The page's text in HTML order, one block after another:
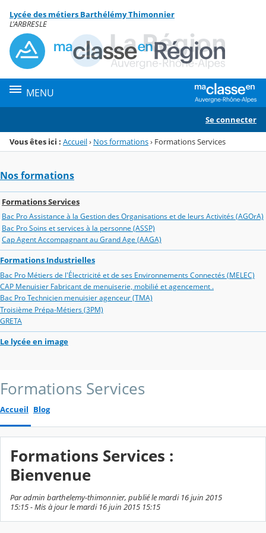
Menu de la rubrique
Contenu
Lycée des métiers Barthélémy Thimonnier
L'ARBRESLE
MENU
Se connecter
Vous êtes ici : Accueil› Nos formations› Formations Services
Nos formations
Formations Services
Bac Pro Assistance à la Gestion des Organisations et de leurs Activités (AGOrA)
Bac Pro Soins et services à la personne (ASSP)
Cap Agent Accompagnant au Grand Age (AAGA)
Formations Industrielles
Bac Pro Métiers de l'Électricité et de ses Environnements Connectés (MELEC)
CAP Menuisier Fabricant de menuiserie, mobilié et agencement .
Bac Pro Technicien menuisier agenceur (TMA)
Troisième Prépa-Métiers (3PM)
GRETA
Le lycée en image
Formations Services
Accueil Blog
Formations Services :
Bienvenue
Par admin barthelemy-thimonnier, publié le mardi 16 juin 2015
15:15 - Mis à jour le mardi 16 juin 2015 15:15